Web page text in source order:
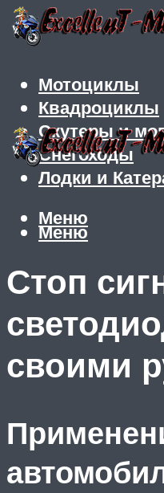
Мотоциклы
Квадроциклы
Скутеры и
Снегоходы
Лодки и
Меню
Меню
Стоп
своими